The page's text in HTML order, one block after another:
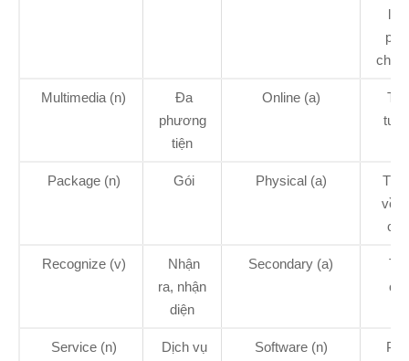
chủ
Multimedia (n)
Đa
phương
tiện
Online (a)
Package (n) Gói Physical (a)
về
Recognize (v)
Nhận
ra, nhận
diện
Secondary (a)
Service (n) Dịch vụ Software (n)